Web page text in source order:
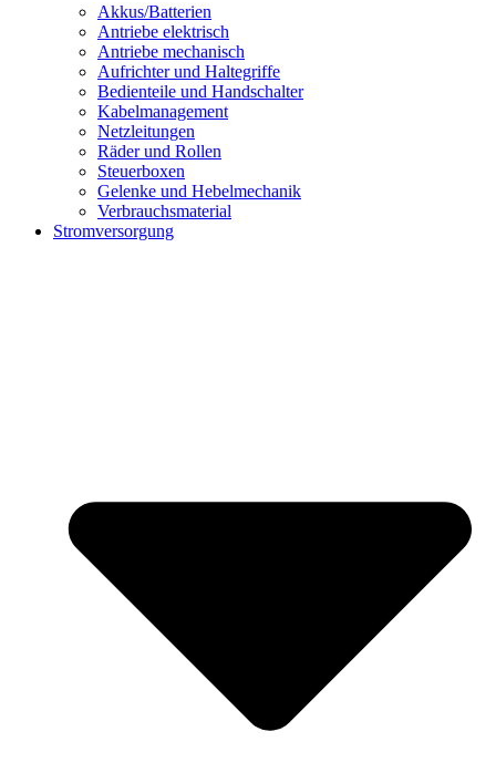
Akkus/Batterien
Antriebe elektrisch
Antriebe mechanisch
Aufrichter und Haltegriffe
Bedienteile und Handschalter
Kabelmanagement
Netzleitungen
Räder und Rollen
Steuerboxen
Gelenke und Hebelmechanik
Verbrauchsmaterial
Stromversorgung